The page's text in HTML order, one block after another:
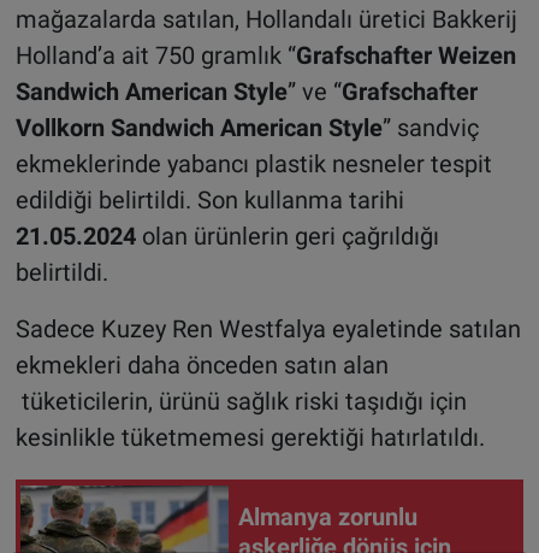
mağazalarda satılan, Hollandalı üretici Bakkerij
Holland’a ait 750 gramlık “Grafschafter Weizen
Sandwich American Style” ve “Grafschafter
Vollkorn Sandwich American Style” sandviç
ekmeklerinde yabancı plastik nesneler tespit
edildiği belirtildi. Son kullanma tarihi
21.05.2024 olan ürünlerin geri çağrıldığı
belirtildi.
Sadece Kuzey Ren Westfalya eyaletinde satılan
ekmekleri daha önceden satın alan
tüketicilerin, ürünü sağlık riski taşıdığı için
kesinlikle tüketmemesi gerektiği hatırlatıldı.
Almanya zorunlu
askerliğe dönüş için